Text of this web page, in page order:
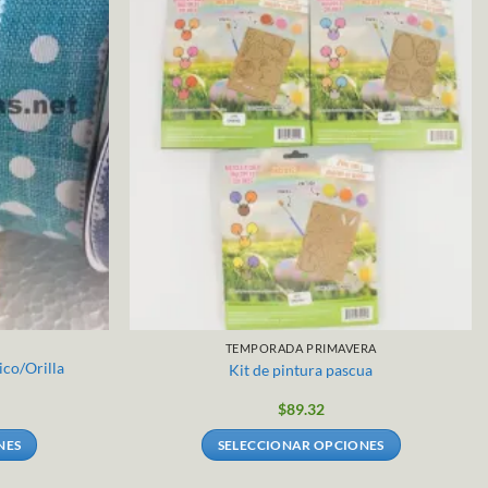
Orilla
TEMPORADA PRIMAVERA
Kit de pintura pascua
$89.32
SELECCIONAR OPCIONES